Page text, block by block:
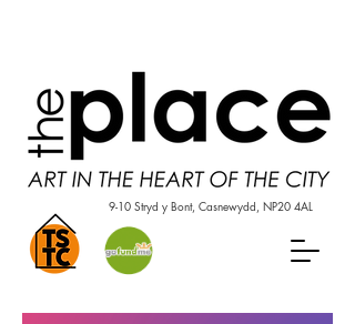
9-10 Stryd y Bont, Casnewydd, NP20 4AL